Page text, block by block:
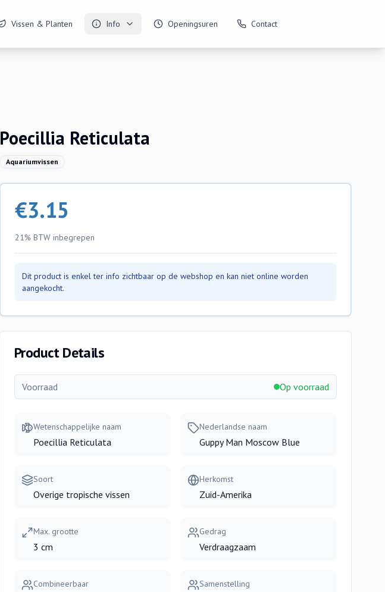
Vissen & Planten Info Openingsuren Contact
Poecillia Reticulata
Aquariumvissen
€3.15
21% BTW inbegrepen
Dit product is enkel ter info zichtbaar op de webshop en kan niet online worden
aangekocht.
Product Details
Voorraad Op voorraad
Wetenschappelijke naam
Poecillia Reticulata
Nederlandse naam
Guppy Man Moscow Blue
Soort
Overige tropische vissen
Herkomst
Zuid-Amerika
Max. grootte
3 cm
Gedrag
Verdraagzaam
Combineerbaar Samenstelling